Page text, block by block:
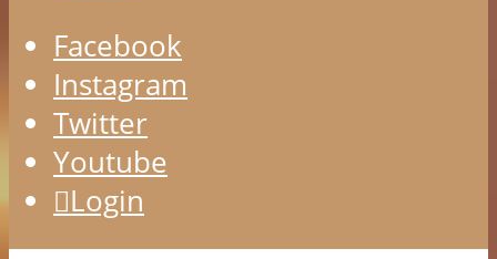
Facebook
Instagram
Twitter
Youtube
Login